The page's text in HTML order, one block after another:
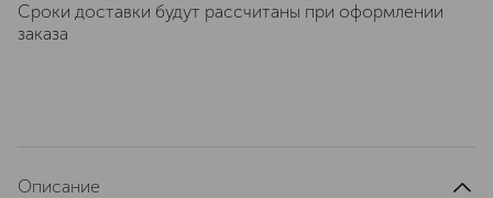
Сроки доставки будут рассчитаны при оформлении
заказа
Описание